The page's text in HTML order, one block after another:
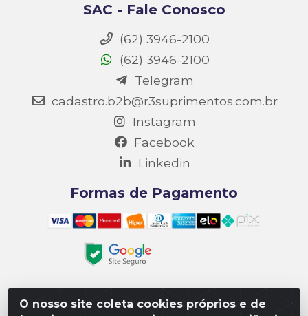
O nosso site coleta cookies próprios e de
SAC - Fale Conosco
(62) 3946-2100
(62) 3946-2100
Telegram
cadastro.b2b@r3suprimentos.com.br
Instagram
Facebook
Linkedin
Formas de Pagamento
Matriz R3 Suprimentos - Rua 14, Polo Empresarial Goiás